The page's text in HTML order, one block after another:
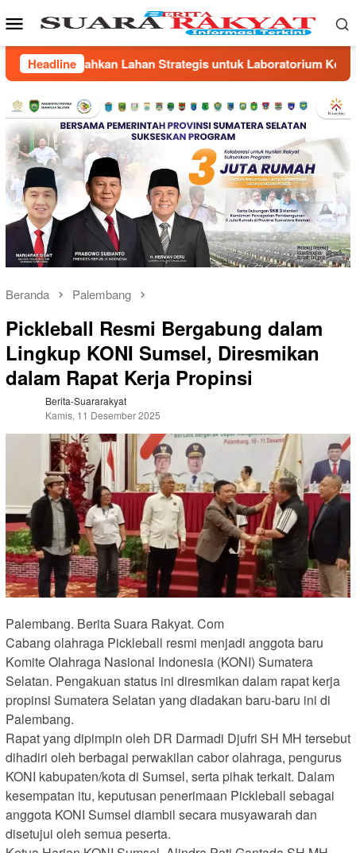
ke
Menu
Mobile
Headline
Laboratorium Kesehatan KARHUTLA KEMBALI
Beranda Palembang
Pickleball Resmi Bergabung dalam
Lingkup KONI Sumsel, Diresmikan
dalam Rapat Kerja Propinsi
Berita-Suararakyat
Kamis, 11 Desember 2025
Palembang. Berita Suara Rakyat. Com
Cabang olahraga Pickleball resmi menjadi anggota baru
Komite Olahraga Nasional Indonesia (KONI) Sumatera
Selatan. Pengakuan status ini diresmikan dalam rapat kerja
propinsi Sumatera Selatan yang diadakan baru-baru ini di
Palembang.
Rapat yang dipimpin oleh DR Darmadi Djufri SH MH tersebut
dihadiri oleh berbagai perwakilan cabor olahraga, pengurus
KONI kabupaten/kota di Sumsel, serta pihak terkait. Dalam
kesempatan itu, keputusan penerimaan Pickleball sebagai
anggota KONI Sumsel diambil secara musyawarah dan
disetujui oleh semua peserta.